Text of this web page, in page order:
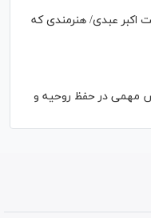
اکبر عبدی/ هنرمندی که
مهمی در حفظ روحیه و